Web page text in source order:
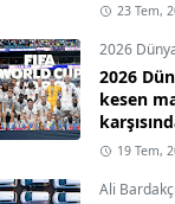
23 Tem,
2026
2026
kesen
19 Tem,
Ali Bardakçı